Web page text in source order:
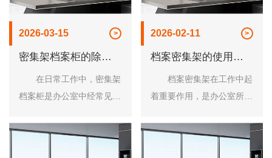
2026-03-15
密集架档案柜的除尘
方法有哪些
在日常工作中，密集架
档案柜是办公室中经常见到
文件的， 方便大家的使
2026-02-11
档案密集架的使用步
档案密集架在工作中起
着重要作用，是办公室所必
是存放文件以及资料的柜